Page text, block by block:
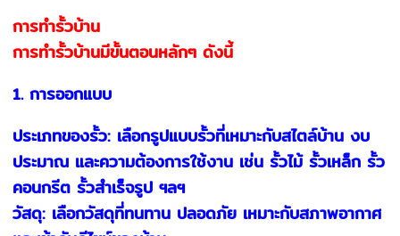
การทำรั้วบ้าน
การทำรั้วบ้านมีขั้นตอนหลักๆ ดังนี้
1. การออกแบบ
ประเภทของรั้ว: เลือกรูปแบบรั้วที่เหมาะกับสไตล์บ้าน งบ
ประมาณ และความต้องการใช้งาน เช่น รั้วไม้ รั้วเหล็ก รั้ว
คอนกรีต รั้วสำเร็จรูป ฯลฯ
วัสดุ: เลือกวัสดุที่ทนทาน ปลอดภัย เหมาะกับสภาพอากาศ